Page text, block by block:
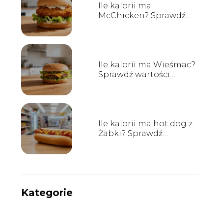
Ile kalorii ma
McChicken? Sprawdź
Ile kalorii ma Wieśmac?
Sprawdź wartości
Ile kalorii ma hot dog z
Żabki? Sprawdź
Kategorie